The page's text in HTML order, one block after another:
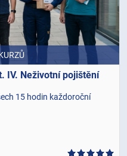
IV. Neživotní pojištění
15 hodin každoroční